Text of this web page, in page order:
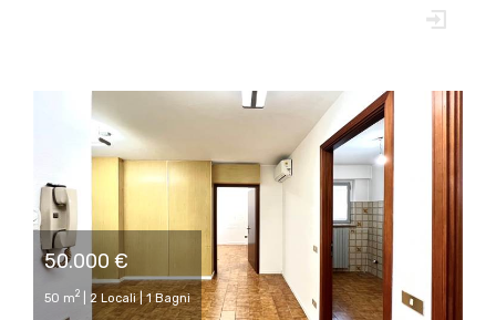
50.000 €
50 m2 | 2 Locali | 1 Bagni